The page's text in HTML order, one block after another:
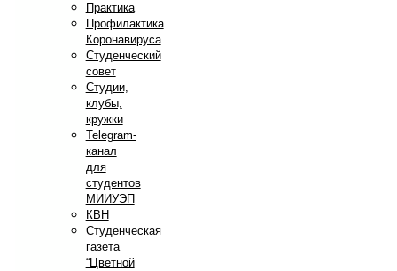
Практика
Профилактика
Коронавируса
Студенческий
совет
Студии,
клубы,
кружки
Telegram-
канал
для
студентов
МИИУЭП
КВН
Студенческая
газета
“Цветной